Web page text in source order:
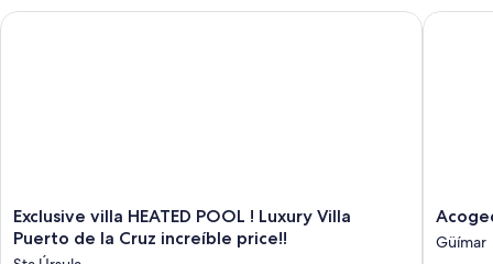
Exclusive
villa
HEATED
Exclusive villa HEATED POOL ! Luxury Villa
Puerto de la Cruz increíble price!!
Exclusive villa HEATED POOL ! Luxury Villa Puerto de la Cruz
Casa
de
Güímar